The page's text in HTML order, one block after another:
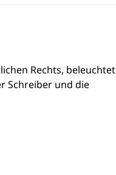
Rechts, beleuchtet
Schreiber und die